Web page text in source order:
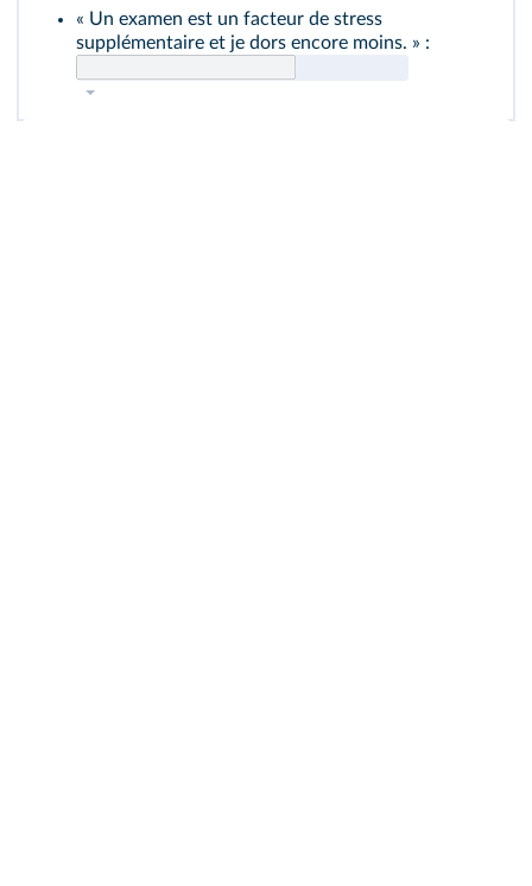
« Un examen est un facteur de stress
supplémentaire et je dors encore moins. » :